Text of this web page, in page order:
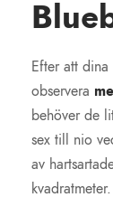
Efter att
observera
behöver de
sex till nio
av
kvadratmeter.